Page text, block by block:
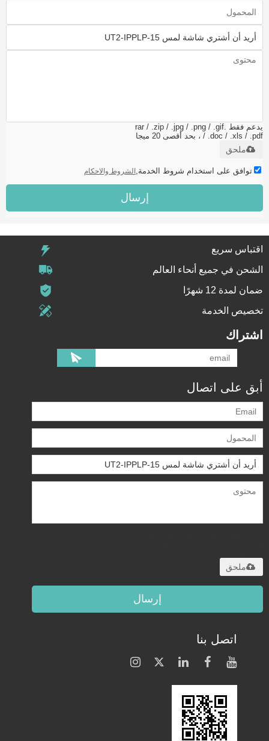
يدعم فقط .rar / .zip / .jpg / .png / .gif
/ .doc / .xls / .pdf ، بحد أقصى 20 ميجا
ملحق
توافق على استخدام شروط الخدمة, الشروط والاحكام
إرسال
اقتباس سريع
الشحن في جميع أنحاء العالم
ضمان لمدة 12 شهرًا
تخصيص الخدمة
اشتراك
أبق على اتصال
ملحق
إرسال
اتصل بنا